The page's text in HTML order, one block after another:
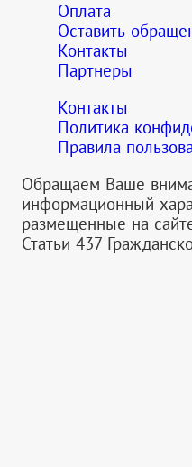
Оплата
Оставить
Контакты
Партнеры
Контакты
Политика
Правила
Обращаем Ваше
информационный
размещенные на
Статьи 437